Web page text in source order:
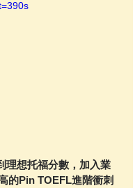
理想托福分數，加入業
的Pin TOEFL進階衝刺